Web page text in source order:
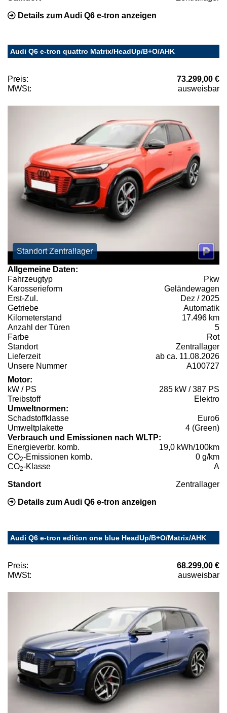
Details zum Audi Q6 e-tron anzeigen
Audi Q6 e-tron quattro Matrix/HeadUp/B+O/AHK
Preis:
73.299,00 €
MWSt:
ausweisbar
Standort Zentrallager
Allgemeine Daten:
Fahrzeugtyp
Pkw
Karosserieform
Geländewagen
Erst-Zul.
Dez / 2025
Getriebe
Automatik
Kilometerstand
17.496 km
Anzahl der Türen
5
Farbe
Rot
Standort
Zentrallager
Lieferzeit
ab ca. 11.08.2026
Unsere Nummer
A100727
Motor:
kW / PS
285 kW / 387 PS
Treibstoff
Elektro
Umweltnormen:
Schadstoffklasse
Euro6
Umweltplakette
4 (Green)
Verbrauch und Emissionen nach WLTP:
Energieverbr. komb.
19,0 kWh/100km
CO2-Emissionen komb.
0 g/km
CO2-Klasse A
Standort Zentrallager
Details zum Audi Q6 e-tron anzeigen
Audi Q6 e-tron edition one blue HeadUp/B+O/Matrix/AHK
Preis:
68.299,00 €
MWSt:
ausweisbar